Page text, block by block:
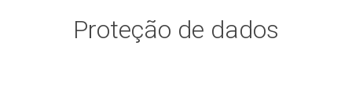
Proteção de dados